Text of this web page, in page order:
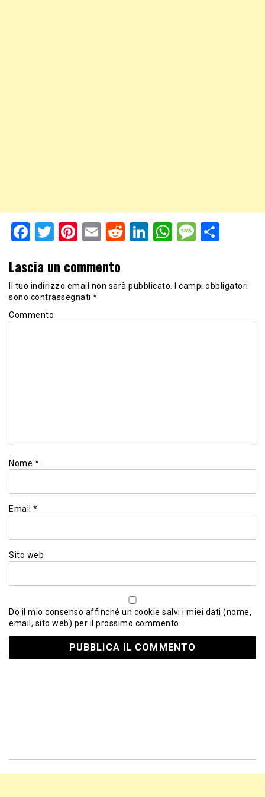
Facebook
Twitter
Pinterest
EmailRedditLinkedIn
WhatsApp
Lascia un commento
Il tuo indirizzo email non sarà pubblicato.
I campi obbligatori
sono contrassegnati *
Commento
Nome *
Email *
Sito web
Do il mio consenso affinché un cookie salvi i miei dati (nome,
email, sito web) per il prossimo commento.